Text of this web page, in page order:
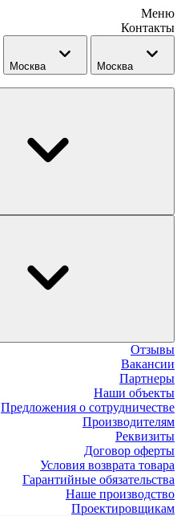
Меню
Контакты
Москва Москва
Отзывы
Вакансии
Партнеры
Наши объекты
Предложения о сотрудничестве
Производителям
Реквизиты
Договор оферты
Условия возврата товара
Гарантийные обязательства
Наше производство
Проектировщикам